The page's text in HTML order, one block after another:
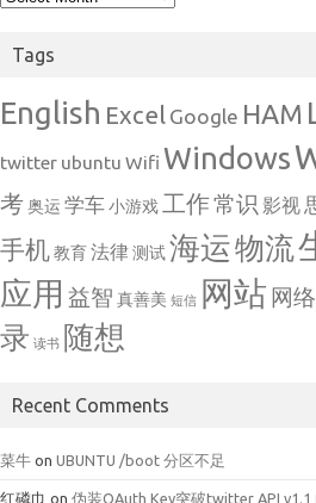
Tags
English Excel Google HAM
twitter ubuntu Wifi Windows
考奥运 学车小游戏 工作常识 影视
手机 教育法律测试海运物流
应用 益智 真善美 短信 网站 网络
录 读书 随想
Recent Comments
菜牛 on UBUNTU /boot 分区不足
红磷巾 on 伪装OAuth Key突破twitter API v1.1